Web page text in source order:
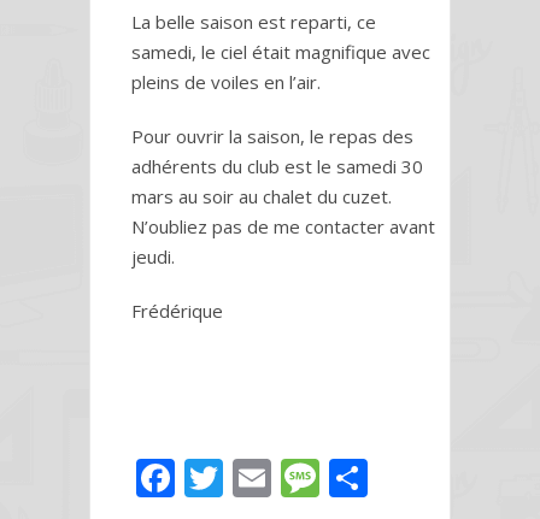
La belle saison est reparti, ce
samedi, le ciel était magnifique avec
pleins de voiles en l’air.
Pour ouvrir la saison, le repas des
adhérents du club est le samedi 30
mars au soir au chalet du cuzet.
N’oubliez pas de me contacter avant
jeudi.
Frédérique
F T E M